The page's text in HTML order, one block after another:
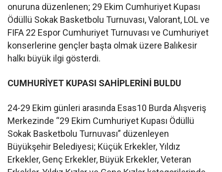
onuruna düzenlenen; 29 Ekim Cumhuriyet Kupası
Ödüllü Sokak Basketbolu Turnuvası, Valorant, LOL ve
FIFA 22 Espor Cumhuriyet Turnuvası ve Cumhuriyet
konserlerine gençler başta olmak üzere Balıkesir
halkı büyük ilgi gösterdi.
CUMHURİYET KUPASI SAHİPLERİNİ BULDU
24-29 Ekim günleri arasında Esas10 Burda Alışveriş
Merkezinde “29 Ekim Cumhuriyet Kupası Ödüllü
Sokak Basketbolu Turnuvası” düzenleyen
Büyükşehir Belediyesi; Küçük Erkekler, Yıldız
Erkekler, Genç Erkekler, Büyük Erkekler, Veteran